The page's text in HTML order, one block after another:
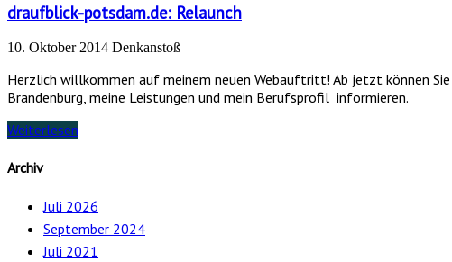
draufblick-potsdam.de: Relaunch
10. Oktober 2014 Denkanstoß
Herzlich willkommen auf meinem neuen Webauftritt! Ab jetzt können Sie
Brandenburg, meine Leistungen und mein Berufsprofil informieren.
Weiterlesen
Archiv
Juli 2026
September 2024
Juli 2021